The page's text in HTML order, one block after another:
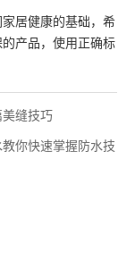
居健康的基础，希
产品，使用正确标
缝技巧
你快速掌握防水技